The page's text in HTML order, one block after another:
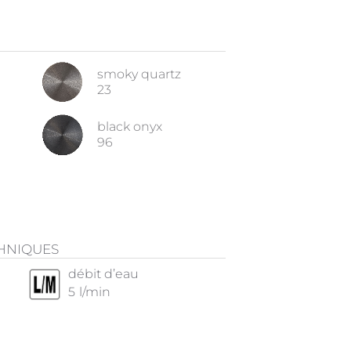
smoky quartz
23
black onyx
96
débit d’eau
5 l/min